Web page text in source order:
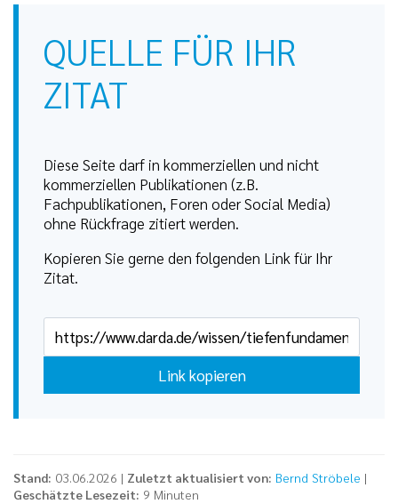
QUELLE FÜR IHR
ZITAT
Diese Seite darf in kommerziellen und nicht
kommerziellen Publikationen (z.B.
Fachpublikationen, Foren oder Social Media)
ohne Rückfrage zitiert werden.
Kopieren Sie gerne den folgenden Link für Ihr
Zitat.
Link kopieren
Stand: 03.06.2026 | Zuletzt aktualisiert von: Bernd Ströbele |
Geschätzte Lesezeit: 9 Minuten